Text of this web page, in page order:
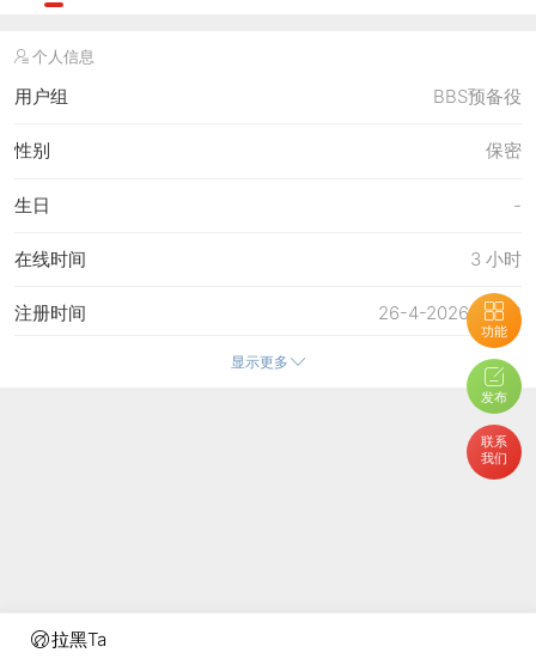
拉黑Ta
功能
发布
联系
我们
个人信息
用户组 BBS预备役
保密
性别
-
生日
3 小时
在线时间
26-4-2026 02:32
注册时间
15-5-2026 12:10
15-5-2026 12:03
15-5-2026 12:08
显示更多